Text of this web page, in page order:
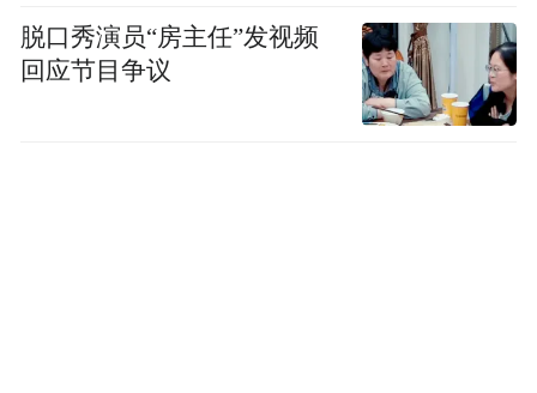
脱口秀演员“房主任”发视频
回应节目争议